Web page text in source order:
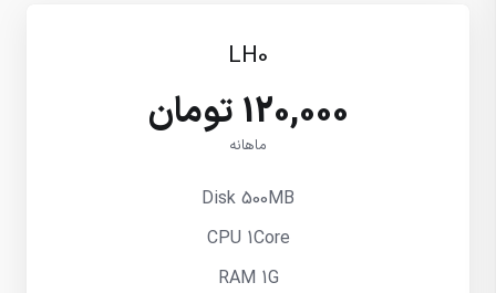
LH0
120,000 تومان
ماهانه
Disk 500MB
CPU 1Core
RAM 1G